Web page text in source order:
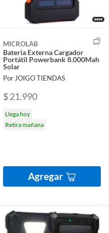
MICROLAB
Bateria Externa Cargador
Portátil Powerbank 8.000Mah
Solar
Por JOIGO TIENDAS
$ 21.990
Llega hoy
Retira mañana
Agregar